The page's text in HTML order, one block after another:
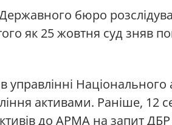
бюро
як 25 жовтня суд зняв
Національного
активами. Раніше, 12
до АРМА на запит ДБР